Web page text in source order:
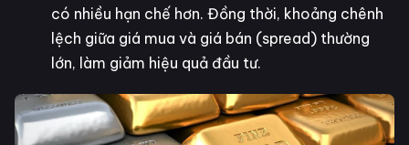
có nhiều hạn chế hơn. Đồng thời, khoảng chênh
lệch giữa giá mua và giá bán (spread) thường
lớn, làm giảm hiệu quả đầu tư.